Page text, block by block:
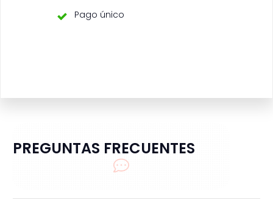
Pago único
PREGUNTAS FRECUENTES